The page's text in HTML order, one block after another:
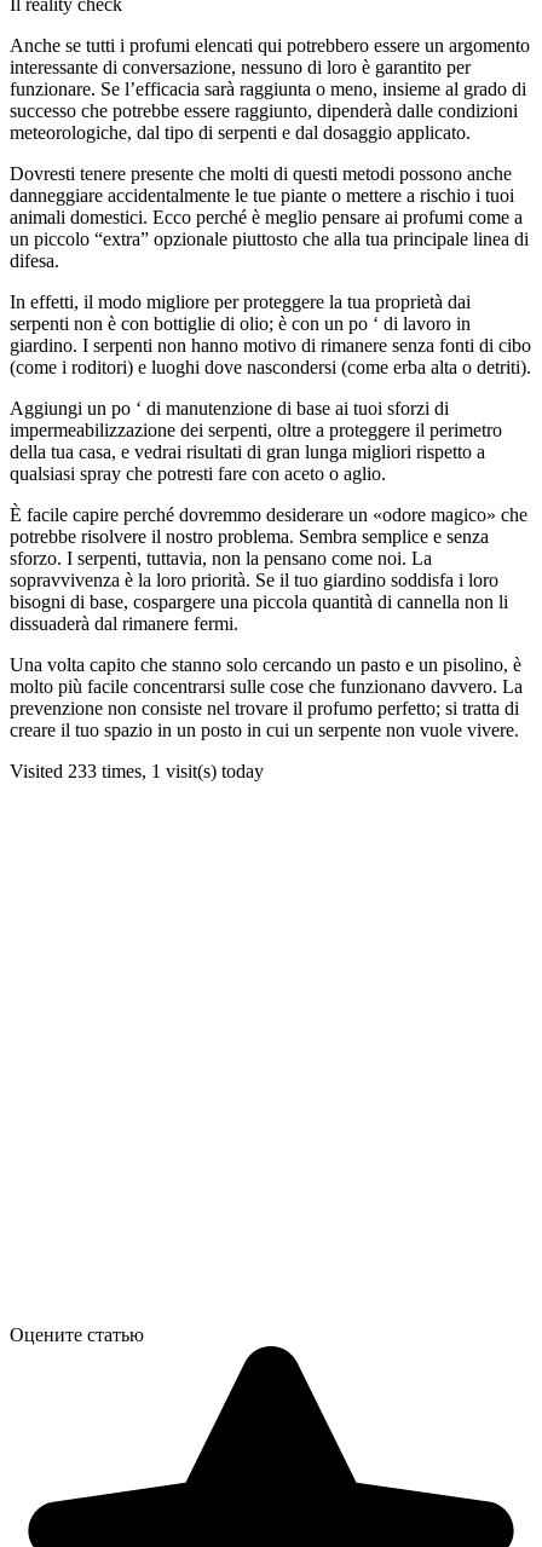
Anche se tutti i profumi elencati qui potrebbero essere un argomento
interessante di conversazione, nessuno di loro è garantito per
funzionare. Se l’efficacia sarà raggiunta o meno, insieme al grado di
successo che potrebbe essere raggiunto, dipenderà dalle condizioni
meteorologiche, dal tipo di serpenti e dal dosaggio applicato.
Dovresti tenere presente che molti di questi metodi possono anche
danneggiare accidentalmente le tue piante o mettere a rischio i tuoi
animali domestici. Ecco perché è meglio pensare ai profumi come a
un piccolo “extra” opzionale piuttosto che alla tua principale linea di
difesa.
In effetti, il modo migliore per proteggere la tua proprietà dai
serpenti non è con bottiglie di olio; è con un po ‘ di lavoro in
giardino. I serpenti non hanno motivo di rimanere senza fonti di cibo
(come i roditori) e luoghi dove nascondersi (come erba alta o detriti).
Aggiungi un po ‘ di manutenzione di base ai tuoi sforzi di
impermeabilizzazione dei serpenti, oltre a proteggere il perimetro
della tua casa, e vedrai risultati di gran lunga migliori rispetto a
qualsiasi spray che potresti fare con aceto o aglio.
È facile capire perché dovremmo desiderare un «odore magico» che
potrebbe risolvere il nostro problema. Sembra semplice e senza
sforzo. I serpenti, tuttavia, non la pensano come noi. La
sopravvivenza è la loro priorità. Se il tuo giardino soddisfa i loro
bisogni di base, cospargere una piccola quantità di cannella non li
dissuaderà dal rimanere fermi.
Una volta capito che stanno solo cercando un pasto e un pisolino, è
molto più facile concentrarsi sulle cose che funzionano davvero. La
prevenzione non consiste nel trovare il profumo perfetto; si tratta di
creare il tuo spazio in un posto in cui un serpente non vuole vivere.
Visited 233 times, 1 visit(s) today
Оцените статью